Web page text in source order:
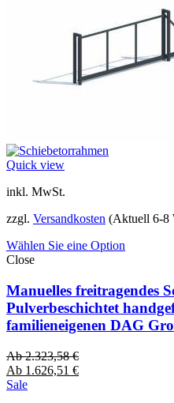
Quick view
inkl. MwSt.
zzgl. Versandkosten (Aktuell 6-8
Wählen Sie eine Option
Close
Manuelles freitragendes
Pulverbeschichtet
familieneigenen DAG
Ab2.323,58€
Ab 1.626,51 €
Sale